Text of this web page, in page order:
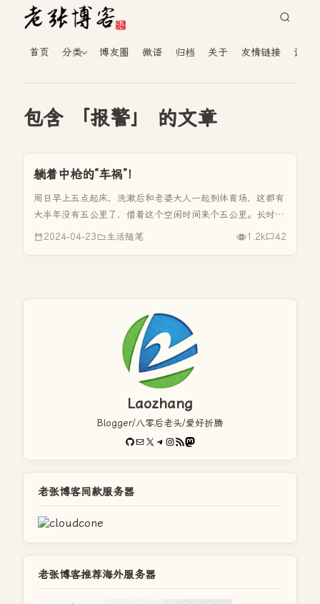
首页 分类 博友圈 微语 归档 关于 友情链接 读者
包含 「报警」 的文章
躺着中枪的“车祸”！
周日早上五点起床，洗漱后和老婆大人一起到体育场，这都有
大半年没有五公里了，借着这个空闲时间来个五公里。长时间
没有五公里，猛然来个身体还真有点受不了，回到家洗个热水
2024-04-23 生活随笔 1.2k 42
Laozhang
Blogger/八零后老头/爱好折腾
GitHub
电子邮件X Telegram
Instagram
RSS FeedMastodon
老张博客同款服务器
老张博客推荐海外服务器